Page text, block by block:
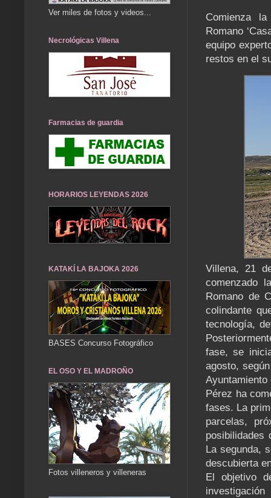
Comienza
Romano
equipo
restos en el
Villena, 21
comenzado
Romano de
colindante
tecnología,
fase, se
agosto,
Ayuntamiento
Pérez ha
fases. La
parcelas,
posibilidades
La segunda,
descubierta
El objetivo
Ver miles de fotos y videos...
Necrológicas Villena
Farmacias de guardia
HORARIOS LEYENDAS 2026
KATAKÍ LA BAJOKA 2026
BASES Concurso Fotográfico
EL OSO Y EL MADROÑO
Fotos villeneros y villeneras